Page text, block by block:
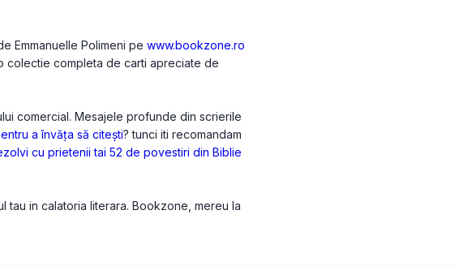
Emmanuelle Polimeni pewww.bookzone.ro
colectie completa de carti apreciate de
comercial. Mesajele profunde din scrierile
a învăța să citești? tunci iti recomandam
cu prietenii tai 52 de povestiri din Biblie
in calatoria literara. Bookzone, mereu la